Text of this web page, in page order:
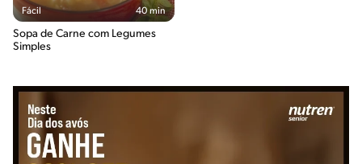
Fácil 40 min
Sopa de Carne com Legumes
Simples